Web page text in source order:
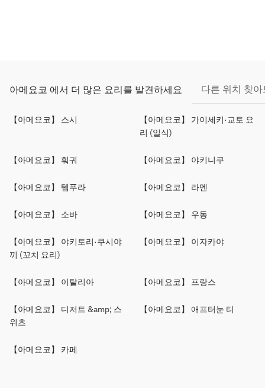
아메요코 에서 더 많은 요리를 발견하세요 다른 위치 찾
【아메요코】 스시
【아메요코】 가이세키·교토 요
리 (일식)
【아메요코】 훠궈 【아메요코】 야키니쿠
【아메요코】 템푸라 【아메요코】 라멘
【아메요코】 소바 【아메요코】 우동
【아메요코】 야키토리·쿠시야
끼 (꼬치 요리)
【아메요코】 이자카야
【아메요코】 이탈리아 【아메요코】 프랑스
【아메요코】 디저트 &amp; 스
위츠
【아메요코】 애프터눈 티
【아메요코】 카페